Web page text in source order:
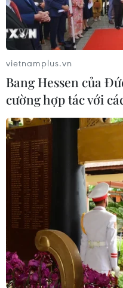
Vắcxin phòng
cho kết quả thử
05/02/2021 05:41
Phân tích chính của các
III từ Anh, Brazil và
nhận COVID-19
quả trong việc ngăn
vietnamplus.vn
Bang Hessen của
cường hợp tác với